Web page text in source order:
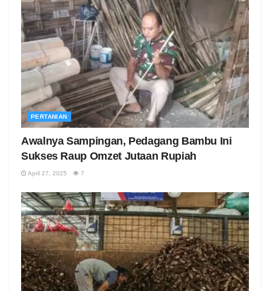
PERTANIAN
Awalnya Sampingan, Pedagang Bambu Ini
Sukses Raup Omzet Jutaan Rupiah
April 27, 2025 7